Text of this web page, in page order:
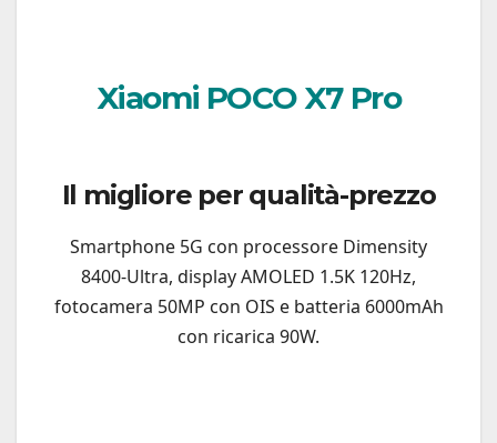
Xiaomi POCO X7 Pro
Il migliore per qualità-prezzo
Smartphone 5G con processore Dimensity
8400-Ultra, display AMOLED 1.5K 120Hz,
fotocamera 50MP con OIS e batteria 6000mAh
con ricarica 90W.